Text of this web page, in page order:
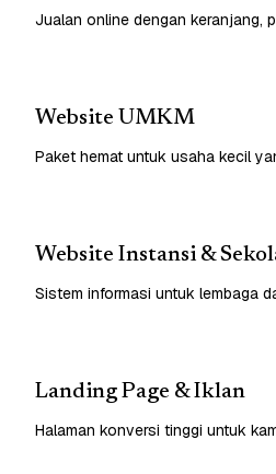
Jualan online dengan keranjang,
Website UMKM
Paket hemat untuk usaha kecil
Website Instansi &
Sistem informasi untuk lembaga
Landing Page & Iklan
Halaman konversi tinggi untuk